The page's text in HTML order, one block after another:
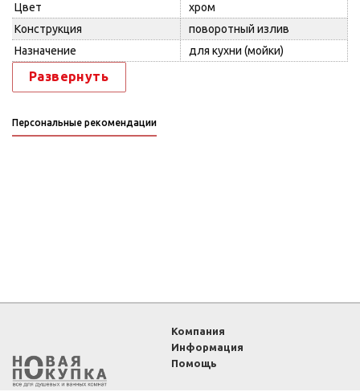
Цвет
хром
Конструкция
поворотный излив
Назначение
для кухни (мойки)
Развернуть
Персональные рекомендации
Компания
Информация
Помощь